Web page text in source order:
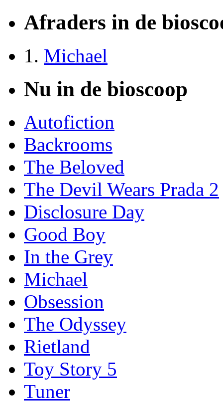
Afraders in de
1. Michael
Nu in de bioscoop
Autofiction
Backrooms
The Beloved
The Devil Wears Prada 2
Disclosure Day
Good Boy
In the Grey
Michael
Obsession
The Odyssey
Rietland
Toy Story 5
Tuner